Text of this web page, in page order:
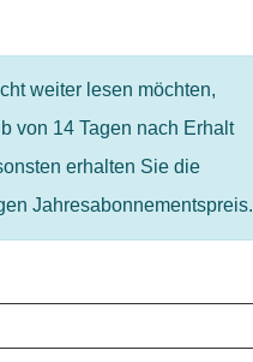
weiter lesen möchten,
von 14 Tagen nach Erhalt
erhalten Sie die
Jahresabonnementspreis.